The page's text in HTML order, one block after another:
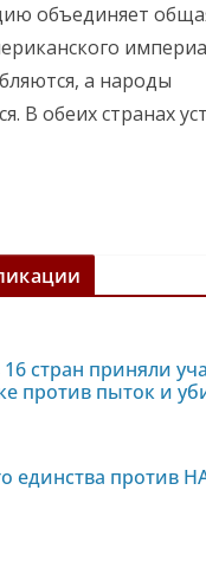
объединяет
а народы
В обеих странах
стран приняли
против пыток и
на Украине
единства против